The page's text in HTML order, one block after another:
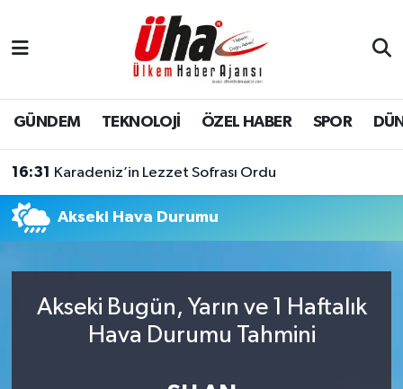
GÜNDEM TEKNOLOJİ ÖZEL HABER SPOR
16:31 Karadeniz’in Lezzet Sofrası Ordu
Akseki Hava Durumu
Akseki Bugün, Yarın ve 1 Haftalık
Hava Durumu Tahmini
İstanbul Nöbetçi Eczaneler
İstanbul Hava Durumu
Tüm Manşetler
Son Dakika Haberleri